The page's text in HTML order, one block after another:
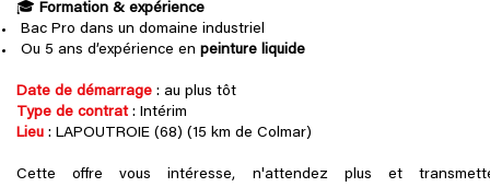
🎓 Formation & expérience
Bac Pro dans un domaine industriel
Ou 5 ans d’expérience en peinture liquide
Date de démarrage : au plus tôt
Type de contrat: Intérim
Lieu : LAPOUTROIE (68) (15 km de Colmar)
Cette offre vous intéresse, n'attendez plus et